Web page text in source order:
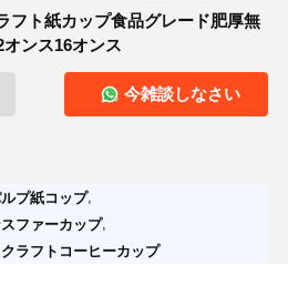
フト紙カップ食品グレード肥厚無
ンス16オンス
今雑談しなさい
プ紙コップ,
ファーカップ,
ラフトコーヒーカップ